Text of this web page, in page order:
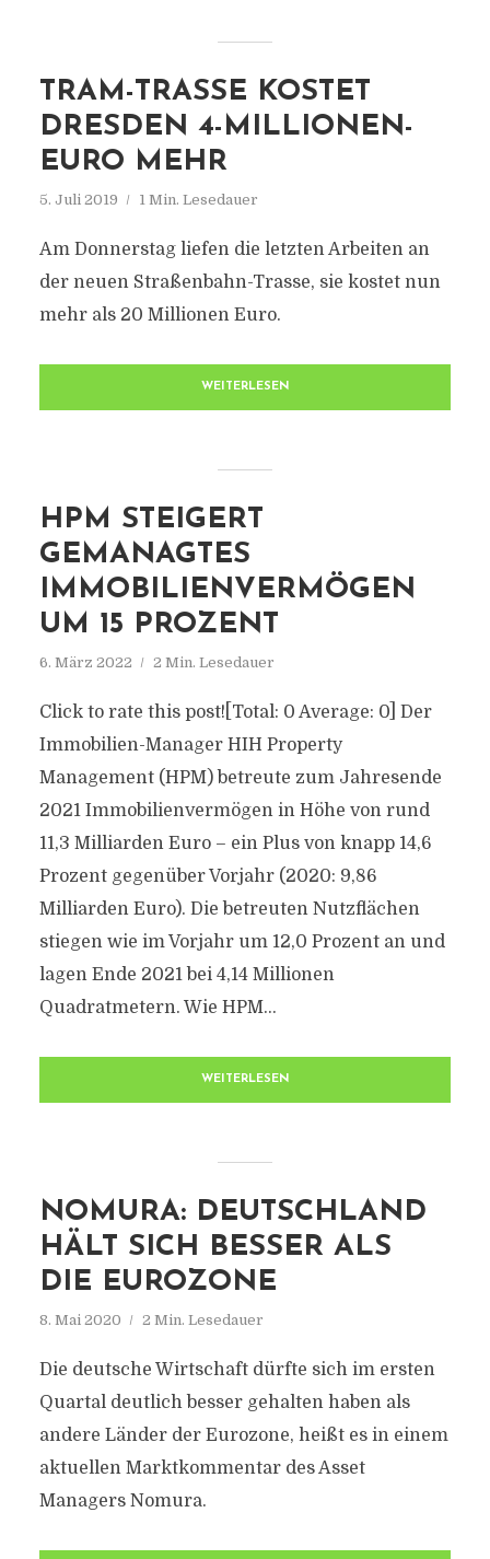
TRAM-TRASSE KOSTET
DRESDEN 4-MILLIONEN-
EURO MEHR
5. Juli 2019 1 Min. Lesedauer
Am Donnerstag liefen die letzten Arbeiten an
der neuen Straßenbahn-Trasse, sie kostet nun
mehr als 20 Millionen Euro.
WEITERLESEN
HPM STEIGERT
GEMANAGTES
IMMOBILIENVERMÖGEN
UM 15 PROZENT
6. März 2022 2 Min. Lesedauer
Click to rate this post![Total: 0 Average: 0] Der
Immobilien-Manager HIH Property
Management (HPM) betreute zum Jahresende
2021 Immobilienvermögen in Höhe von rund
11,3 Milliarden Euro – ein Plus von knapp 14,6
Prozent gegenüber Vorjahr (2020: 9,86
Milliarden Euro). Die betreuten Nutzflächen
stiegen wie im Vorjahr um 12,0 Prozent an und
lagen Ende 2021 bei 4,14 Millionen
Quadratmetern. Wie HPM...
WEITERLESEN
NOMURA: DEUTSCHLAND
HÄLT SICH BESSER ALS
DIE EUROZONE
8. Mai 2020 2 Min. Lesedauer
Die deutsche Wirtschaft dürfte sich im ersten
Quartal deutlich besser gehalten haben als
andere Länder der Eurozone, heißt es in einem
aktuellen Marktkommentar des Asset
Managers Nomura.